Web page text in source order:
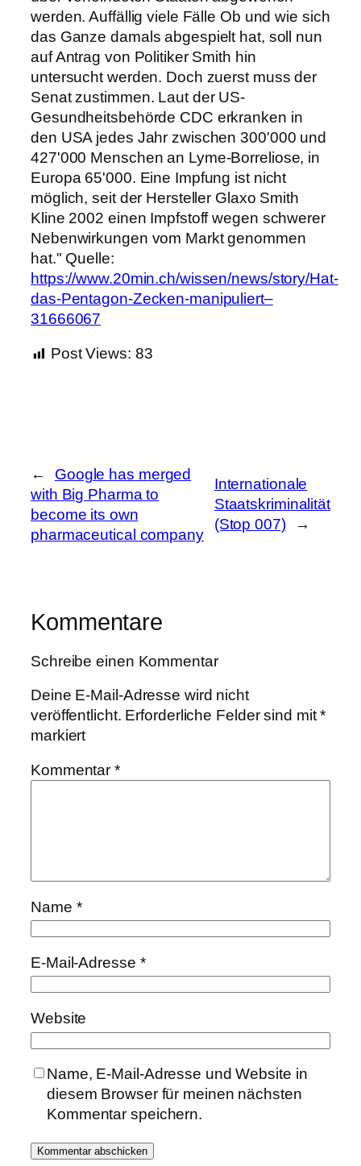
werden. Auffällig viele Fälle Ob und wie sich
das Ganze damals abgespielt hat, soll nun
auf Antrag von Politiker Smith hin
untersucht werden. Doch zuerst muss der
Senat zustimmen. Laut der US-
Gesundheitsbehörde CDC erkranken in
den USA jedes Jahr zwischen 300'000 und
427'000 Menschen an Lyme-Borreliose, in
Europa 65'000. Eine Impfung ist nicht
möglich, seit der Hersteller Glaxo Smith
Kline 2002 einen Impfstoff wegen schwerer
Nebenwirkungen vom Markt genommen
hat." Quelle:
https://www.20min.ch/wissen/news/story/Hat-
das-Pentagon-Zecken-manipuliert–
31666067
Post Views: 83
←
Google has merged
with Big Pharma to
become its own
pharmaceutical company
Internationale
Staatskriminalität
(Stop 007)
→
Kommentare
Schreibe einen Kommentar
Deine E-Mail-Adresse wird nicht
veröffentlicht. Erforderliche Felder sind mit*
markiert
Kommentar*
Name *
E-Mail-Adresse *
Website
Name, E-Mail-Adresse und Website in
diesem Browser für meinen nächsten
Kommentar speichern.